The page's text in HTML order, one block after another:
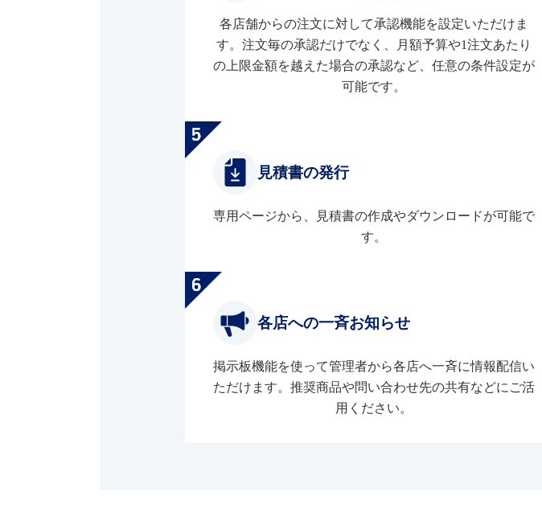
各店舗からの注文に対して承認機能を設定いただけま
す。注文毎の承認だけでなく、月額予算や1注文あたり
の上限金額を越えた場合の承認など、任意の条件設定が
可能です。
見積書の発行
専用ページから、見積書の作成やダウンロードが可能で
す。
各店への一斉お知らせ
掲示板機能を使って管理者から各店へ一斉に情報配信い
ただけます。推奨商品や問い合わせ先の共有などにご活
用ください。